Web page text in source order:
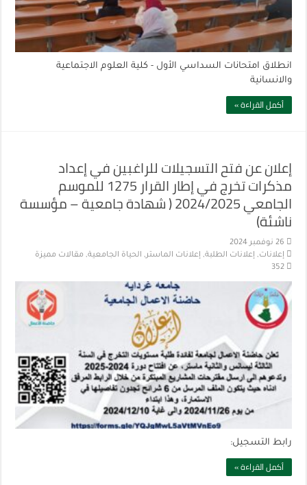
انطلاق امتحانات السداسي الأول - كلية العلوم الاجتماعية
والانسانية
أكمل القراءة »
إعلان عن فتح التسجيلات للراغبين في إعداد
مذكرات تخرج في إطار القرار 1275 للموسم
الجامعي 2024/2025 ( شهادة جامعية – مؤسسة
ناشئة)
26 نوفمبر 2024
إعلانات, إعلانات الطلبة, إعلانات الماستر, الحياة الجامعية, مقالات مميزة
352
رابط التسجيل:
أكمل القراءة »